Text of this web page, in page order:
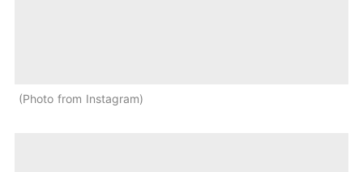
Photo from Instagram